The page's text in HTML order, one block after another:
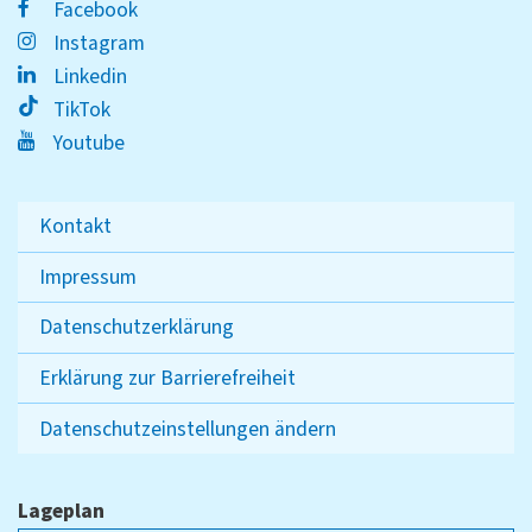
Facebook
Instagram
Linkedin
TikTok
Youtube
Kontakt
Impressum
Datenschutzerklärung
Erklärung zur Barrierefreiheit
Datenschutzeinstellungen ändern
Lageplan